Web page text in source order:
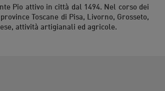
Pio attivo in città dal 1494. Nel corso dei
Toscane di Pisa, Livorno, Grosseto,
attività artigianali ed agricole.